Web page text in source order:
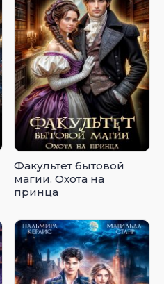
Факультет бытовой
магии. Охота на
принца